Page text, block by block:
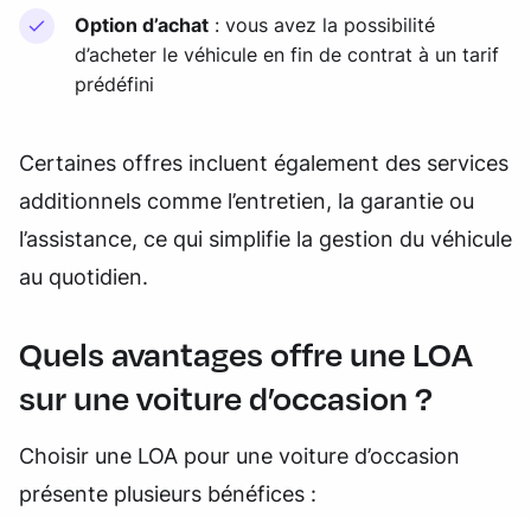
Option d’achat : vous avez la possibilité
d’acheter le véhicule en fin de contrat à un tarif
prédéfini
Certaines offres incluent également des services
additionnels comme l’entretien, la garantie ou
l’assistance, ce qui simplifie la gestion du véhicule
au quotidien.
Quels avantages offre une LOA
sur une voiture d’occasion ?
Choisir une LOA pour une voiture d’occasion
présente plusieurs bénéfices :